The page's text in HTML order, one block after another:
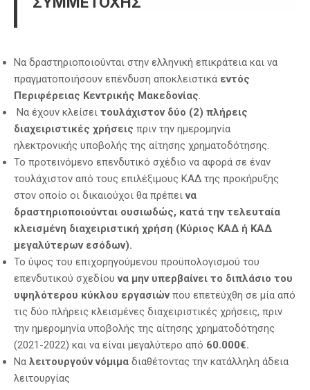
Να δραστηριοποιούνται στην ελληνική επικράτεια και να
πραγματοποιήσουν επένδυση αποκλειστικά εντός
Περιφέρειας Κεντρικής Μακεδονίας
Να έχουν κλείσει τουλάχιστον δύο (2) πλήρεις
διαχειριστικές χρήσεις πριν την ημερομηνία
ηλεκτρονικής υποβολής της αίτησης χρηματοδότησης.
Το προτεινόμενο επενδυτικό σχέδιο να αφορά σε έναν
τουλάχιστον από τους επιλέξιμους ΚΑΔ της προκήρυξης
στον οποίο οι δικαιούχοι θα πρέπεινα
δραστηριοποιούνται ουσιωδώς, κατά την τελευταία
κλεισμένη διαχειριστική χρήση (Κύριος ΚΑΔ ή ΚΑΔ
μεγαλύτερων εσόδων).
Το ύψος του επιχορηγούμενου προϋπολογισμού του
επενδυτικού σχεδίουνα μην υπερβαίνει το διπλάσιο του
υψηλότερου κύκλου εργασιώνπου επετεύχθη σε μία από
τις δύο πλήρεις κλεισμένες διαχειριστικές χρήσεις, πριν
την ημερομηνία υποβολής της αίτησης χρηματοδότησης
(2021-2022) και να είναι μεγαλύτερο από 60.000€.
Να λειτουργούν νόμιμα διαθέτοντας την κατάλληλη άδεια
λειτουργίας